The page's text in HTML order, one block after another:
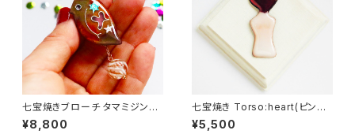
七宝焼きブローチ タマミジンコ
80s
¥8,800
七宝焼き Torso:heart(ピンブ
ローチ・帯留め)
¥5,500